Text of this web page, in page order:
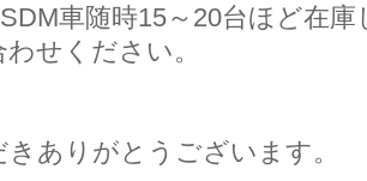
車随時15～20台ほど在
せください。
ありがとうございます。